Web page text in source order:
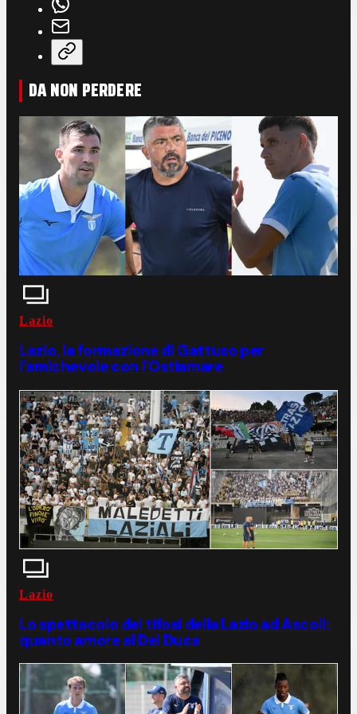
DA NON PERDERE
Lazio
Lazio, la formazione di Gattuso per
l'amichevole con l'Ostiamare
Lazio
Lo spettacolo dei tifosi della Lazio ad Ascoli:
quanto amore al Del Duca